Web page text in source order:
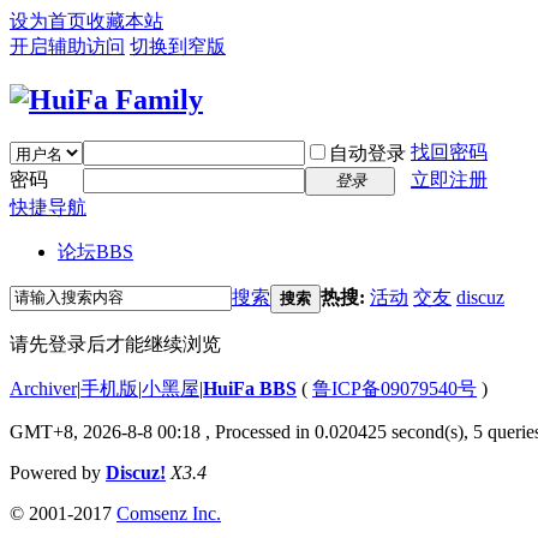
设为首页收藏本站
开启辅助访问 切换到窄版
自动登录 找回密码
密码
登录
立即注册
快捷导航
论坛BBS
搜索 搜索 热搜: 活动 交友 discuz
请先登录后才能继续浏览
Archiver|手机版|小黑屋|HuiFa BBS ( 鲁ICP备09079540号 )
GMT+8, 2026-8-8 00:18 , Processed in 0.020425 second(s), 5
Powered by Discuz! X3.4
© 2001-2017 Comsenz Inc.